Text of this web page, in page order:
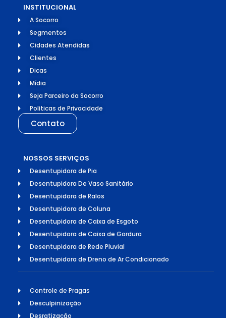
INSTITUCIONAL
A Socorro
Segmentos
Cidades Atendidas
Clientes
Dicas
Mídia
Seja Parceiro da Socorro
Politicas de Privacidade
Contato
NOSSOS SERVIÇOS
Desentupidora de Pia
Desentupidora De Vaso Sanitário
Desentupidora de Ralos
Desentupidora de Coluna
Desentupidora de Caixa de Esgoto
Desentupidora de Caixa de Gordura
Desentupidora de Rede Pluvial
Desentupidora de Dreno de Ar Condicionado
Controle de Pragas
Desculpinização
Desratização